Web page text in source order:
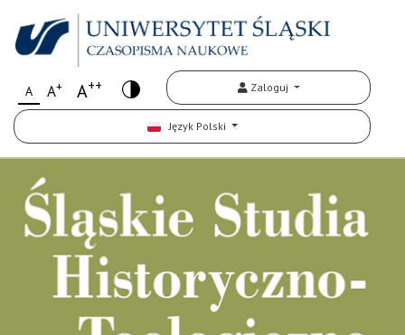
A A+ A++ Zaloguj
Język Polski